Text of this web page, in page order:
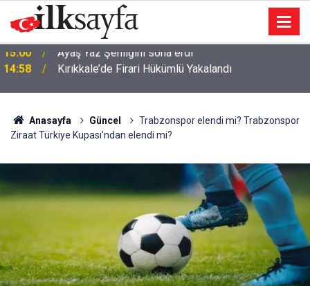
14:58 Kırıkkale’de Firari Hükümlü Yakalandı
Anasayfa Güncel
Trabzonspor elendi mi? Trabzonspor
Ziraat Türkiye Kupası’ndan elendi mi?